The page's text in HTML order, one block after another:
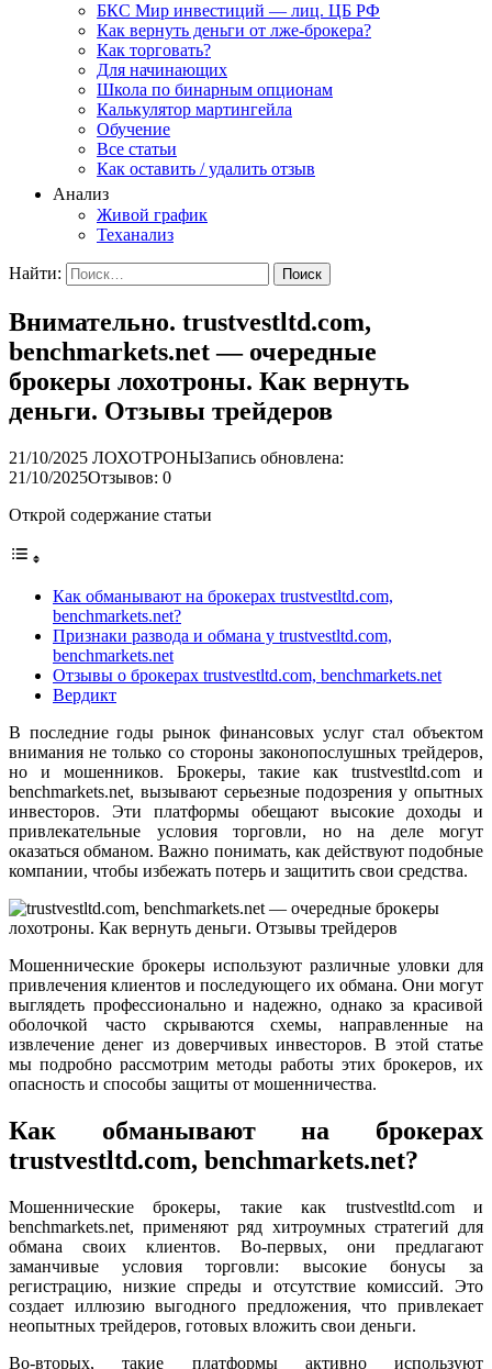
БКС Мир инвестиций — лиц. ЦБ РФ
Как вернуть деньги от лже-брокера?
Как торговать?
Для начинающих
Школа по бинарным опционам
Калькулятор мартингейла
Обучение
Все статьи
Как оставить / удалить отзыв
Анализ
Живой график
Теханализ
Найти:
Внимательно. trustvestltd.com,
benchmarkets.net — очередные
брокеры лохотроны. Как вернуть
деньги. Отзывы трейдеров
21/10/2025 ЛОХОТРОНЫЗапись обновлена:
21/10/2025Отзывов: 0
Открой содержание статьи
Как обманывают на брокерах trustvestltd.com,
benchmarkets.net?
Признаки развода и обмана у trustvestltd.com,
benchmarkets.net
Отзывы о брокерах trustvestltd.com, benchmarkets.net
Вердикт
В последние годы рынок финансовых услуг стал объектом
внимания не только со стороны законопослушных трейдеров,
но и мошенников. Брокеры, такие как trustvestltd.com и
benchmarkets.net, вызывают серьезные подозрения у опытных
инвесторов. Эти платформы обещают высокие доходы и
привлекательные условия торговли, но на деле могут
оказаться обманом. Важно понимать, как действуют подобные
компании, чтобы избежать потерь и защитить свои средства.
Мошеннические брокеры используют различные уловки для
привлечения клиентов и последующего их обмана. Они могут
выглядеть профессионально и надежно, однако за красивой
оболочкой часто скрываются схемы, направленные на
извлечение денег из доверчивых инвесторов. В этой статье
мы подробно рассмотрим методы работы этих брокеров, их
опасность и способы защиты от мошенничества.
Как обманывают на брокерах
trustvestltd.com, benchmarkets.net?
Мошеннические брокеры, такие как trustvestltd.com и
benchmarkets.net, применяют ряд хитроумных стратегий для
обмана своих клиентов. Во-первых, они предлагают
заманчивые условия торговли: высокие бонусы за
регистрацию, низкие спреды и отсутствие комиссий. Это
создает иллюзию выгодного предложения, что привлекает
неопытных трейдеров, готовых вложить свои деньги.
Во-вторых, такие платформы активно используют